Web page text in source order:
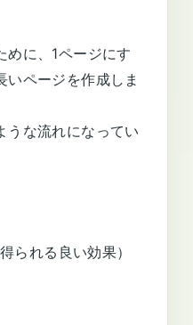
めに、1ページにす
ページを作成しま
うな流れになってい
られる良い効果）